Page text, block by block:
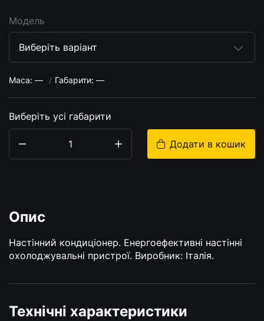
Модель
Маса: — Габарити: —
Виберіть усі габарити
Додати в кошик
Опис
Настінний кондиціонер. Енергоефективні настінні
охолоджувальні пристрої. Виробник: Італія.
Технічні характеристики